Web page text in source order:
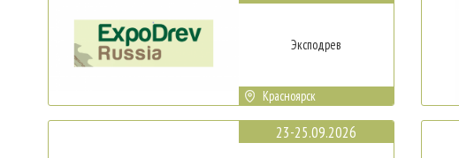
Эксподрев
Красноярск
23-25.09.2026